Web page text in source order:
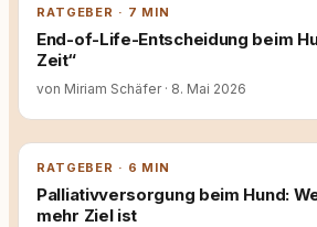
RATGEBER · 7 MIN
End-of-Life-Entscheidung beim
Zeit“
von Miriam Schäfer · 8. Mai 2026
RATGEBER · 6 MIN
Palliativversorgung beim Hund:
mehr Ziel ist